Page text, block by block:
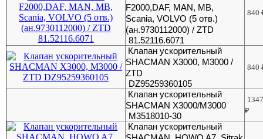
F2000,DAF, MAN, MB,
Scania, VOLVO (5 отв.)
(ан.9730112000) / ZTD
81.52116.6071
840
Клапан ускорительный
SHACMAN X3000, М3000 /
ZTD
DZ95259360105
840
Клапан ускорительный
SHACMAN X3000/М3000
М3518010-30
₽
Клапан ускорительный